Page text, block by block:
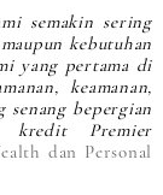
semakin sering
kebutuhan
yang pertama di
keamanan,
senang bepergian
kredit Premier
dan Personal